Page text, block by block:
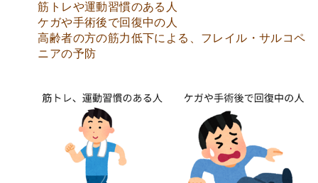
筋トレや運動習慣のある人
ケガや手術後で回復中の人
高齢者の方の筋力低下による、フレイル・サルコペ
ニアの予防